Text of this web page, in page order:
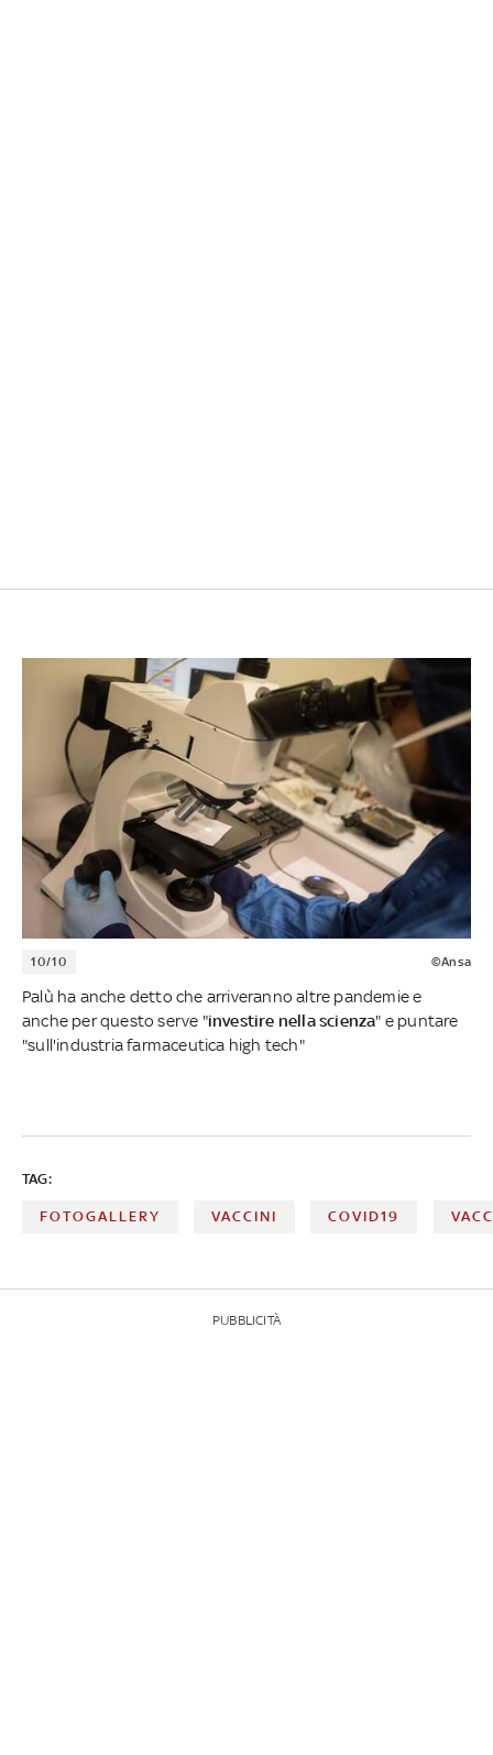
10/10 ©Ansa
Palù ha anche detto che arriveranno altre pandemie e
anche per questo serve "investire nella scienza" e puntare
"sull'industria farmaceutica high tech"
TAG:
FOTOGALLERY VACCINI COVID19
PUBBLICITÀ